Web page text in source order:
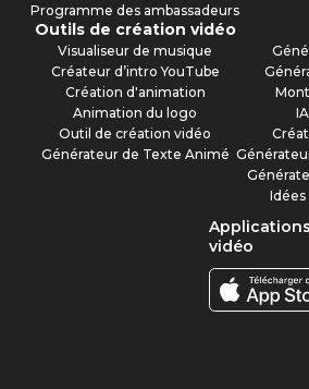
Programme des ambassadeurs
Outils de création vidéo
Visualiseur de musique
Créateur d’intro YouTube
Création d'animation
Animation du logo
Outil de création vidéo
Générateur de Texte Animé
Idées
vidéo